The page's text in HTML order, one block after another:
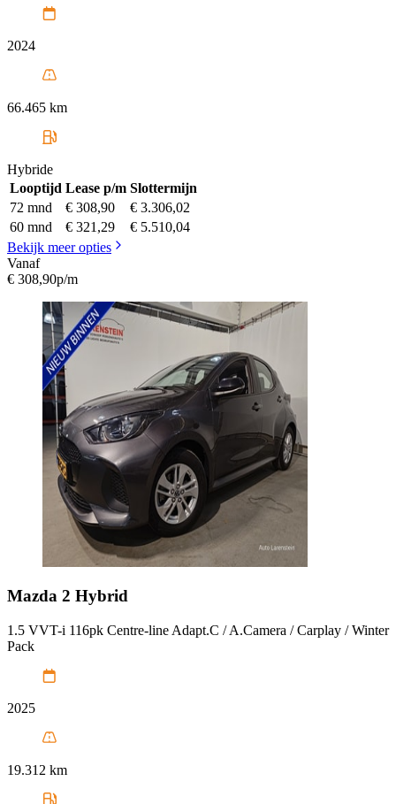
2024
66.465 km
Hybride
Looptijd Lease p/m Slottermijn
72 mnd
€ 308,90
€ 3.306,02
60 mnd
€ 321,29
€ 5.510,04
Bekijk meer opties
Vanaf
€ 308,90p/m
Mazda 2 Hybrid
1.5 VVT-i 116pk Centre-line Adapt.C / A.Camera / Carplay / Winter
Pack
2025
19.312 km